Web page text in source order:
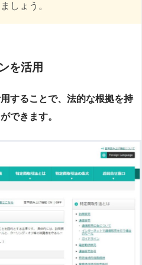
しょう。
を活用
することで、法的な根拠を持
できます。